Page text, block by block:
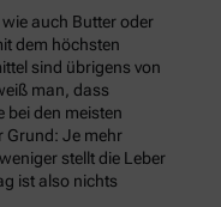
auch Butter oder
dem höchsten
sind übrigens von
man, dass
bei den meisten
Grund: Je mehr
stellt die Leber
ist also nichts